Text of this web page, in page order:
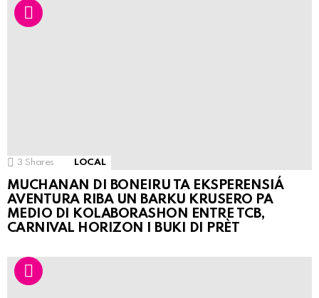
3 Shares LOCAL
MUCHANAN DI BONEIRU TA EKSPERENSIÁ
AVENTURA RIBA UN BARKU KRUSERO PA
MEDIO DI KOLABORASHON ENTRE TCB,
CARNIVAL HORIZON I BUKI DI PRÈT